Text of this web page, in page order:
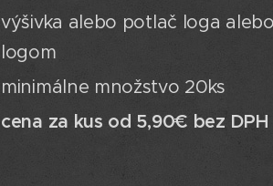
výšivka alebo potlač loga
logom
minimálne množstvo 20ks
cena za kus od 5,90€ bez DPH